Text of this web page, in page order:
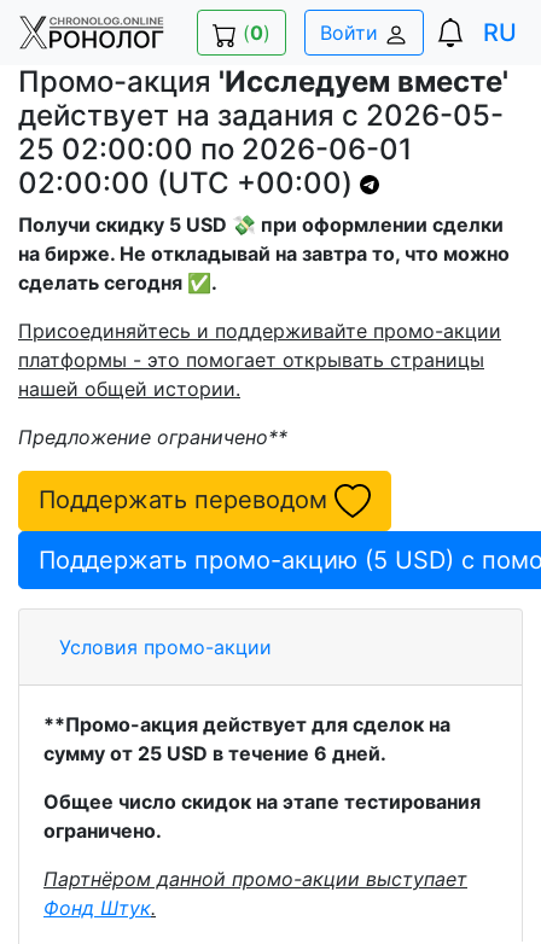
(0) Войти RU
Промо-акция 'Исследуем вместе'
действует на задания с 2026-05-
25 02:00:00 по 2026-06-01
02:00:00 (UTC +00:00)
Получи скидку 5 USD 💸 при оформлении сделки
на бирже. Не откладывай на завтра то, что можно
сделать сегодня ✅.
Присоединяйтесь и поддерживайте промо-акции
платформы - это помогает открывать страницы
нашей общей истории.
Предложение ограничено**
Поддержать переводом
Условия промо-акции
**Промо-акция действует для сделок на
сумму от 25 USD в течение 6 дней.
Общее число скидок на этапе тестирования
ограничено.
Партнёром данной промо-акции выступает
Фонд Штук.